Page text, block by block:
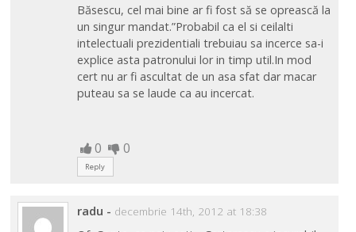
Băsescu, cel mai bine ar fi fost să se oprească la
un singur mandat.”Probabil ca el si ceilalti
intelectuali prezidentiali trebuiau sa incerce sa-i
explice asta patronului lor in timp util.In mod
cert nu ar fi ascultat de un asa sfat dar macar
puteau sa se laude ca au incercat.
0 0
Reply
radu - decembrie 14th, 2012 at 18:38